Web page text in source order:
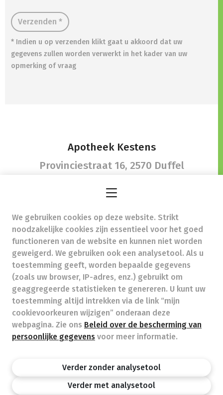
Verzenden *
* Indien u op verzenden klikt gaat u akkoord dat uw
gegevens zullen worden verwerkt in het kader van uw
opmerking of vraag
Apotheek Kestens
Provinciestraat 16, 2570 Duffel
apotheek.kestens@skynet.be - Ondernemingsnummer
(BTW nr.) (BE)0421089767
Beroepstitel: Apotheker werkzaam in België
Beroepsvereniging: Algemene Pharmaceutische
Bond autorisatienummer FAGG 120905
Valt onder toezicht van de Orde der Apothekers,
02/537.42.67, Henri Jasparlaan 94 1060 Brussel
Deontologie:
Code van de farmaceutische plichtenleer
Tarieven terugbetaalde zorg
Privacy policy
Wettelijke vermeldingen
Disclaimer
©APB
We gebruiken cookies op deze website. Strikt
noodzakelijke cookies zijn essentieel voor het goed
functioneren van de website en kunnen niet worden
geweigerd. We gebruiken ook een analysetool. Als u
toestemming geeft, worden bepaalde gegevens
(zoals uw browser, IP-adres, enz.) gebruikt om
geaggregeerde statistieken te genereren. U kunt uw
toestemming altijd intrekken via de link “mijn
cookievoorkeuren wijzigen” onderaan deze
webpagina. Zie ons Beleid over de bescherming van
persoonlijke gegevens voor meer informatie.
Verder zonder analysetool
Verder met analysetool